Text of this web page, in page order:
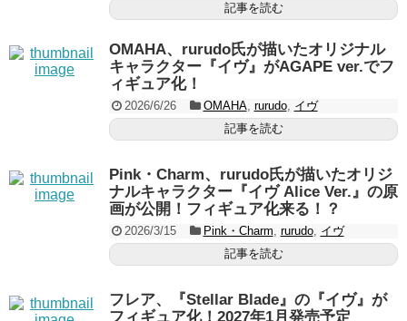
記事を読む
OMAHA、rurudo氏が描いたオリジナル
キャラクター『イヴ』がAGAPE ver.でフ
ィギュア化！
2026/6/26 OMAHA, rurudo, イヴ
記事を読む
Pink・Charm、rurudo氏が描いたオリジ
ナルキャラクター『イヴ Alice Ver.』の原
画が公開！フィギュア化来る！？
2026/3/15 Pink・Charm, rurudo, イヴ
記事を読む
フレア、『Stellar Blade』の『イヴ』が
フィギュア化！2027年1月発売予定